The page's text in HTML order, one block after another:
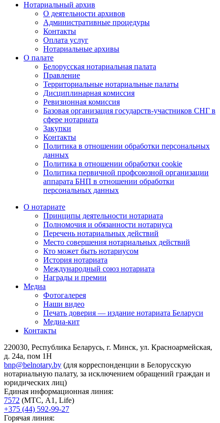
Нотариальный архив
О деятельности архивов
Административные процедуры
Контакты
Оплата услуг
Нотариальные архивы
О палате
Белорусская нотариальная палата
Правление
Территориальные нотариальные палаты
Дисциплинарная комиссия
Ревизионная комиссия
Базовая организация государств-участников СНГ в
сфере нотариата
Закупки
Контакты
Политика в отношении обработки персональных
данных
Политика в отношении обработки cookie
Политика первичной профсоюзной организации
аппарата БНП в отношении обработки
персональных данных
О нотариате
Принципы деятельности нотариата
Полномочия и обязанности нотариуса
Перечень нотариальных действий
Место совершения нотариальных действий
Кто может быть нотариусом
История нотариата
Международный союз нотариата
Награды и премии
Медиа
Фотогалерея
Наши видео
Печать доверия — издание нотариата Беларуси
Медиа-кит
Контакты
220030, Республика Беларусь, г. Минск, ул. Красноармейская,
д. 24а, пом 1Н
bnp@belnotary.by (для корреспонденции в Белорусскую
нотариальную палату, за исключением обращений граждан и
юридических лиц)
Единая информационная линия:
7572 (МТС, A1, Life)
+375 (44) 592-99-27
Горячая линия: